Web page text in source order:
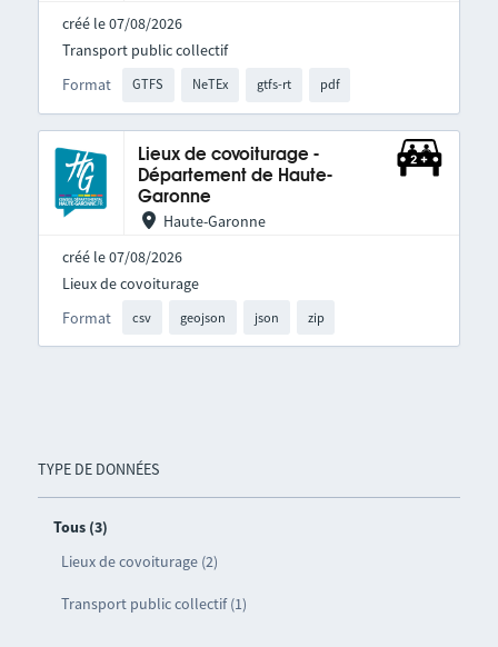
TYPE DE DONNÉES
Tous (3)
Lieux de covoiturage (2)
Transport public collectif (1)
créé le 07/08/2026
Format GTFS NeTEx gtfs-rt pdf
Transport public collectif
Lieux de covoiturage -
Département de Haute-
Garonne
Haute-Garonne
créé le 07/08/2026
Format csv geojson json zip
Lieux de covoiturage